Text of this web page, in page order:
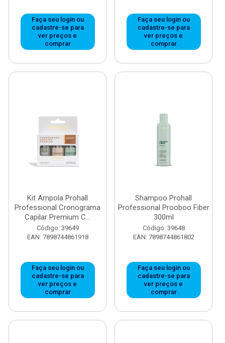
Faça seu login ou
cadastre-se para
ver preços e
comprar
Faça seu login ou
cadastre-se para
ver preços e
comprar
Kit Ampola Prohall
Professional Cronograma
Capilar Premium C...
Código: 39649
EAN: 7898744861918
Faça seu login ou
cadastre-se para
ver preços e
comprar
Shampoo Prohall
Professional Prooboo Fiber
300ml
Código: 39648
EAN: 7898744861802
Faça seu login ou
cadastre-se para
ver preços e
comprar